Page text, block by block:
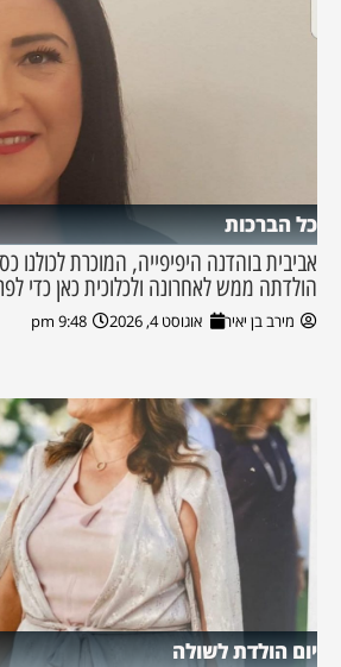
כל הברכות
אביבית בוהדנה היפיפייה, המוכרת לכולנו
הולדתה ממש לאחרונה ולכלוכית כאן כדי
מירב בן יאיר אוגוסט 4, 2026 9:48 pm
יום הולדת לשולה